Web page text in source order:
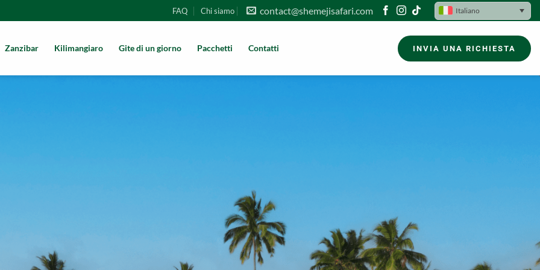
FAQ Chi siamo contact@shemejisafari.com Italiano
Zanzibar Kilimangiaro Gite di un giorno Pacchetti Contatti INVIA UNA RICHIESTA